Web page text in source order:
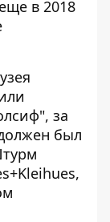
в 2018
за
был